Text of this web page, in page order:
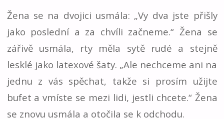
Žena se na dvojici usmála: „Vy dva jste přišly
jako poslední a za chvíli začneme.“ Žena se
zářivě usmála, rty měla sytě rudé a stejně
lesklé jako latexové šaty. „Ale nechceme ani na
jednu z vás spěchat, takže si prosím užijte
bufet a vmíste se mezi lidi, jestli chcete.“ Žena
se znovu usmála a otočila se k odchodu.